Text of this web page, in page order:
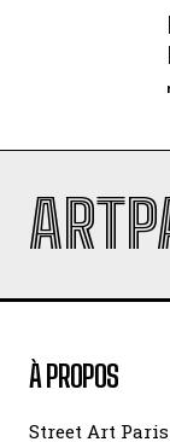
À PROPOS
Street Art